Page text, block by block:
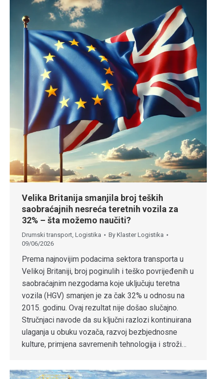
Velika Britanija smanjila broj teških
saobraćajnih nesreća teretnih vozila za
32% – šta možemo naučiti?
Drumski transport, Logistika By Klaster Logistika
09/06/2026
Prema najnovijim podacima sektora transporta u
Velikoj Britaniji, broj poginulih i teško povrijeđenih u
saobraćajnim nezgodama koje uključuju teretna
vozila (HGV) smanjen je za čak 32% u odnosu na
2015. godinu. Ovaj rezultat nije došao slučajno.
Stručnjaci navode da su ključni razlozi kontinuirana
ulaganja u obuku vozača, razvoj bezbjednosne
kulture, primjena savremenih tehnologija i stroži…